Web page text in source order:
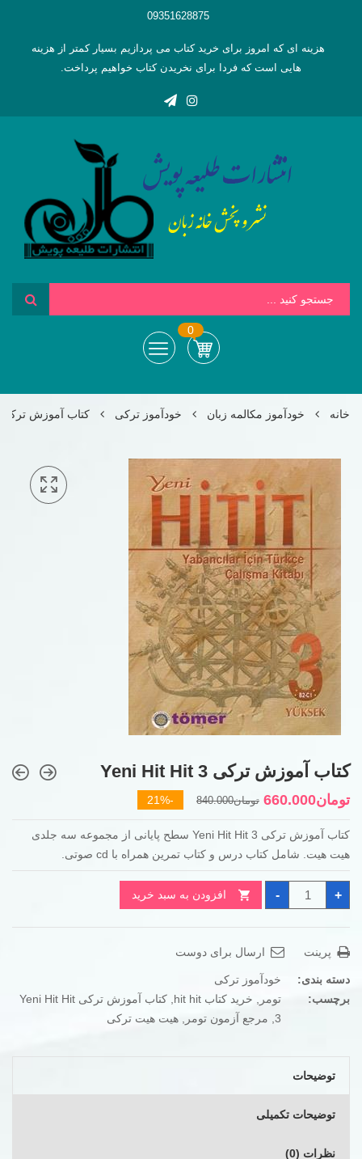
09351628875
هزینه ای که امروز برای خرید کتاب می پردازیم بسیار کمتر از هزینه
هایی است که فردا برای نخریدن کتاب خواهیم پرداخت.
0
خانه خودآموز مکالمه زبان خودآموز ترکی کتاب آموزش ترکی Yeni Hit Hit 3
کتاب آموزش ترکی Yeni Hit Hit 3
تومان840.000قیمت
تومان840.000
بود.
تومان660.000
قیمت
تومان660.000
است.
کتاب آموزش ترکی Yeni Hit Hit 3 سطح پایانی از مجموعه سه جلدی
هیت هیت. شامل کتاب درس و کتاب تمرین همراه با cd صوتی.
-
کتاب
آموزش
ترکی
Hit
3
+ افزودن به سبد خرید
پرینت ارسال برای دوست
دسته بندی:
خودآموز ترکی
برچسب:
تومر, خرید کتاب hit hit ,
کتاب آموزش ترکی Yeni Hit Hit
3
, مرجع آزمون تومر, هیت هیت ترکی
توضیحات
توضیحات تکمیلی
نظرات (0)